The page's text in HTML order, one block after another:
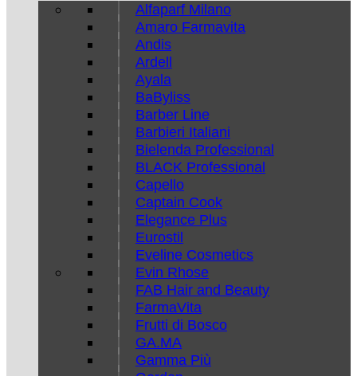
Alfaparf Milano
Amaro Farmavita
Andis
Ardell
Ayala
BaByliss
Barber Line
Barbieri Italiani
Bielenda Professional
BLACK Professional
Capello
Captain Cook
Elegance Plus
Eurostil
Eveline Cosmetics
Evin Rhose
FAB Hair and Beauty
FarmaVita
Frutti di Bosco
GA.MA
Gamma Più